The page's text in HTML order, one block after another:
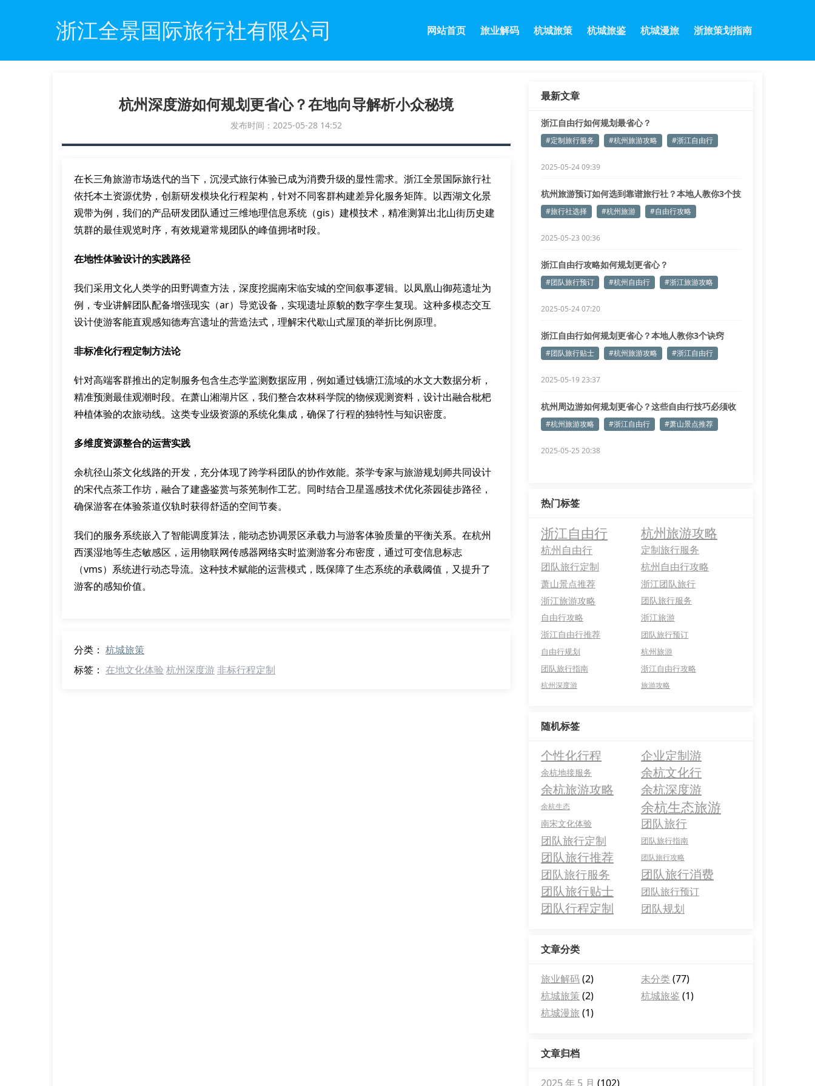
浙江全景国际旅行社有限公司 网站首页 旅业解码 杭城旅策 杭城旅鉴 杭城漫旅 浙旅策划指南
杭州深度游如何规划更省心？在地向导解析小众秘境
发布时间：2025-05-28 14:52
在长三角旅游市场迭代的当下，沉浸式旅行体验已成为消费升级的显性需求。浙江全景国际旅行社
依托本土资源优势，创新研发模块化行程架构，针对不同客群构建差异化服务矩阵。以西湖文化景
观带为例，我们的产品研发团队通过三维地理信息系统（gis）建模技术，精准测算出北山街历史建
筑群的最佳观览时序，有效规避常规团队的峰值拥堵时段。
在地性体验设计的实践路径
我们采用文化人类学的田野调查方法，深度挖掘南宋临安城的空间叙事逻辑。以凤凰山御苑遗址为
例，专业讲解团队配备增强现实（ar）导览设备，实现遗址原貌的数字孪生复现。这种多模态交互
设计使游客能直观感知德寿宫遗址的营造法式，理解宋代歇山式屋顶的举折比例原理。
非标准化行程定制方法论
针对高端客群推出的定制服务包含生态学监测数据应用，例如通过钱塘江流域的水文大数据分析，
精准预测最佳观潮时段。在萧山湘湖片区，我们整合农林科学院的物候观测资料，设计出融合枇杷
种植体验的农旅动线。这类专业级资源的系统化集成，确保了行程的独特性与知识密度。
多维度资源整合的运营实践
余杭径山茶文化线路的开发，充分体现了跨学科团队的协作效能。茶学专家与旅游规划师共同设计
的宋代点茶工作坊，融合了建盏鉴赏与茶筅制作工艺。同时结合卫星遥感技术优化茶园徒步路径，
确保游客在体验茶道仪轨时获得舒适的空间节奏。
我们的服务系统嵌入了智能调度算法，能动态协调景区承载力与游客体验质量的平衡关系。在杭州
西溪湿地等生态敏感区，运用物联网传感器网络实时监测游客分布密度，通过可变信息标志
（vms）系统进行动态导流。这种技术赋能的运营模式，既保障了生态系统的承载阈值，又提升了
游客的感知价值。
分类： 杭城旅策
标签： 在地文化体验 杭州深度游非标行程定制
最新文章
浙江自由行如何规划最省心？
#定制旅行服务 #杭州旅游攻略 #浙江自由行
2025-05-24 09:39
杭州旅游预订如何选到靠谱旅行社？本地人教你3个技
巧#旅行社选择 #杭州旅游 #自由行攻略
2025-05-23 00:36
浙江自由行攻略如何规划更省心？
#团队旅行预订 #杭州自由行 #浙江旅游攻略
2025-05-24 07:20
浙江自由行如何规划更省心？本地人教你3个诀窍
#团队旅行贴士 #杭州旅游攻略 #浙江自由行
2025-05-19 23:37
杭州周边游如何规划更省心？这些自由行技巧必须收
藏#杭州旅游攻略 #浙江自由行 #萧山景点推荐
2025-05-25 20:38
热门标签
浙江自由行 杭州旅游攻略
杭州自由行
定制旅行服务
团队旅行定制
杭州自由行攻略
萧山景点推荐
浙江团队旅行
浙江旅游攻略
团队旅行服务
自由行攻略
浙江旅游
浙江自由行推荐
团队旅行预订
自由行规划
杭州旅游
团队旅行指南
浙江自由行攻略
杭州深度游 旅游攻略
随机标签
个性化行程 企业定制游
余杭地接服务
余杭文化行
余杭旅游攻略
余杭深度游
余杭生态 余杭生态旅游
南宋文化体验 团队旅行
团队旅行定制 团队旅行指南
团队旅行推荐 团队旅行攻略
团队旅行服务
团队旅行消费
团队旅行贴士
团队旅行预订
团队行程定制 团队规划
文章分类
旅业解码 (2) 未分类(77)
杭城旅策 (2) 杭城旅鉴 (1)
杭城漫旅 (1)
文章归档
2025 年 5 月 (102)